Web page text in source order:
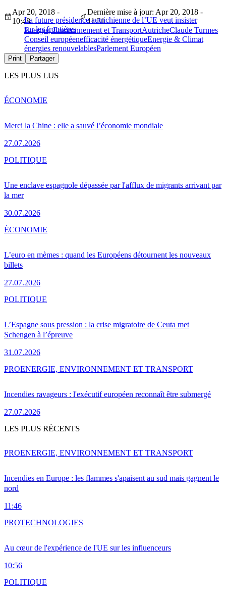
La future présidence autrichienne de l’UE veut insister
sur les frontières
Apr 20, 2018 -
10:48
Dernière mise à jour: Apr 20, 2018 -
11:31
Energie, Environnement et TransportAutricheClaude Turmes
Conseil européenefficacité énergétiqueEnergie & Climat
énergies renouvelablesParlement Européen
Print Partager
LES PLUS LUS
Merci la Chine : elle a sauvé l’économie mondiale
27.07.2026
ÉCONOMIE
Une enclave espagnole dépassée par l'afflux de migrants arrivant par
la mer
30.07.2026
POLITIQUE
L’euro en mèmes : quand les Européens détournent les nouveaux
billets
27.07.2026
ÉCONOMIE
L’Espagne sous pression : la crise migratoire de Ceuta met
Schengen à l’épreuve
31.07.2026
POLITIQUE
Incendies ravageurs : l'exécutif européen reconnaît être submergé
27.07.2026
PROENERGIE, ENVIRONNEMENT ET TRANSPORT
LES PLUS RÉCENTS
Incendies en Europe : les flammes s'apaisent au sud mais gagnent le
nord
11:46
PROENERGIE, ENVIRONNEMENT ET TRANSPORT
Au cœur de l'expérience de l'UE sur les influenceurs
10:56
PROTECHNOLOGIES
POLITIQUE